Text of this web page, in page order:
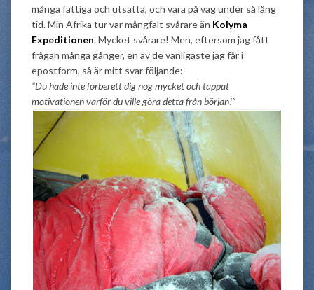
många fattiga och utsatta, och vara på väg under så lång
tid. Min Afrika tur var mångfalt svårare än Kolyma
Expeditionen. Mycket svårare! Men, eftersom jag fått
frågan många gånger, en av de vanligaste jag får i
epostform, så är mitt svar följande:
“Du hade inte förberett dig nog mycket och tappat
motivationen varför du ville göra detta från början!”